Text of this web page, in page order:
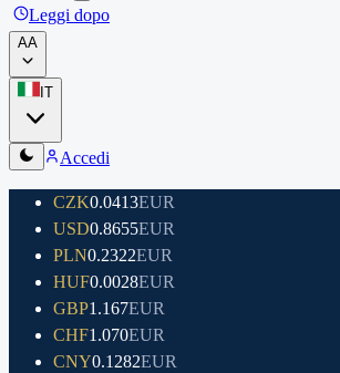
Leggi dopo
AA
IT
Accedi
CZK0.0413EUR
USD0.8655EUR
PLN0.2322EUR
HUF0.0028EUR
GBP1.167EUR
CHF1.070EUR
CNY0.1282EUR